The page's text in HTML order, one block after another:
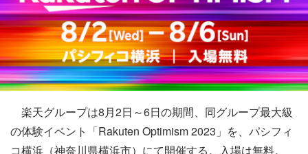
楽天グループは8月2日～6日の期間、同グループ最大級
の体験イベント「Rakuten Optimism 2023」を、パシフィ
コ横浜（神奈川県横浜市）にて開催する。入場は無料。